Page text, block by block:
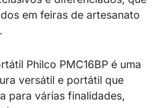
em feiras de artesanato
Philco PMC16BP é uma
versátil e portátil que
para várias finalidades,